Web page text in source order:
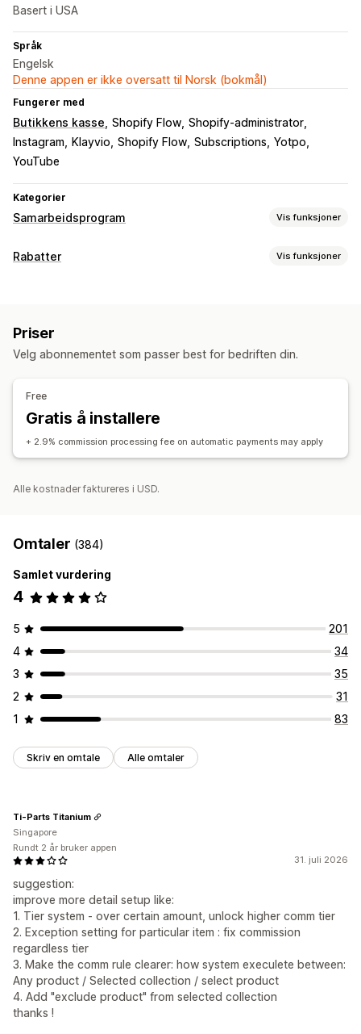
Basert i USA
Språk
Engelsk
Denne appen er ikke oversatt til Norsk (bokmål)
Fungerer med
Butikkens kasse Shopify Flow Shopify-administrator
Instagram
Klayvio Shopify Flow Subscriptions Yotpo
YouTube
Kategorier
Samarbeidsprogram Vis funksjoner
Kommisjonsalternativer
Henvisningsadministrasjon
Samarbeidspartnerkoblinger
Analyse
Automatisk sporing
Samarbeidspartner-opplevelse
Sideopprettelse Tilpasset registrering
Tilpassede lenker og rabatter
Automatiske betalinger
Planlagte utbetalinger
Rabatter Vis funksjoner
Fraktpriser
Priser
Velg abonnementet som passer best for bedriften din.
Free
Gratis å installere
+ 2.9% commission processing fee on automatic payments may apply
Alle kostnader faktureres i USD.
Omtaler (384)
Samlet vurdering
4
5
201
4
34
3
35
2
31
1
83
Skriv en omtale Alle omtaler
31. juli 2026
suggestion:
improve more detail setup like:
1. Tier system - over certain amount, unlock higher comm tier
2. Exception setting for particular item : fix commission
regardless tier
3. Make the comm rule clearer: how system execulete between:
Any product / Selected collection / select product
4. Add "exclude product" from selected collection
thanks !
Ti-Parts Titanium
Singapore
Rundt 2 år bruker appen